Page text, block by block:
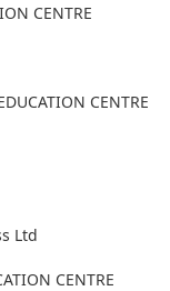
CENTRE
CENTRE
Ltd
CENTRE